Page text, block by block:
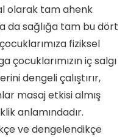
olarak tam ahenk
da sağlığa tam bu dört
fiziksel
çocuklarımızın iç salgı
dengeli çalıştırır,
masaj etkisi almış
anlamındadır.
ve dengelendikçe